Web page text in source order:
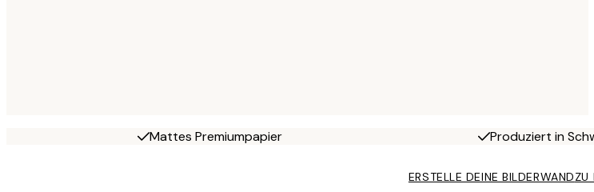
Mattes Premiumpapier Produziert in
ERSTELLE DEINE BILDERWANDZU